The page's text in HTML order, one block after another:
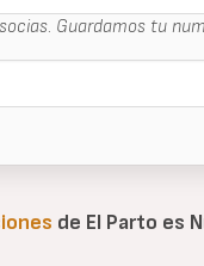
Guardamos tu
de El Parto es